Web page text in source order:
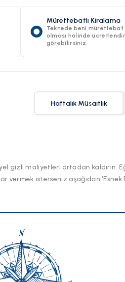
Mürettebatlı Kiralama
Teknede beni mürettebat
olması halinde
görebilirsiniz.
Haftalık Müsaitlik
gizli maliyetleri ortadan kaldırın.
isterseniz aşağıdan ‘Esnek